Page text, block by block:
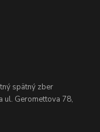
spätný zber
ul. Geromettova 78,